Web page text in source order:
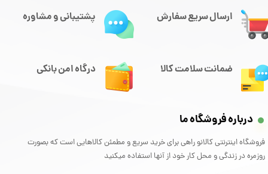
ارسال سریع سفارش
درگاه امن بانکی
پشتیبانی و مشاوره
ضمانت سلامت کالا
درباره فروشگاه ما
فروشگاه اینترنتی کالانو راهی برای خرید سریع و مطمئن کالاهایی است که بصورت
روزمره در زندگی و محل کار خود از آنها استفاده میکنید